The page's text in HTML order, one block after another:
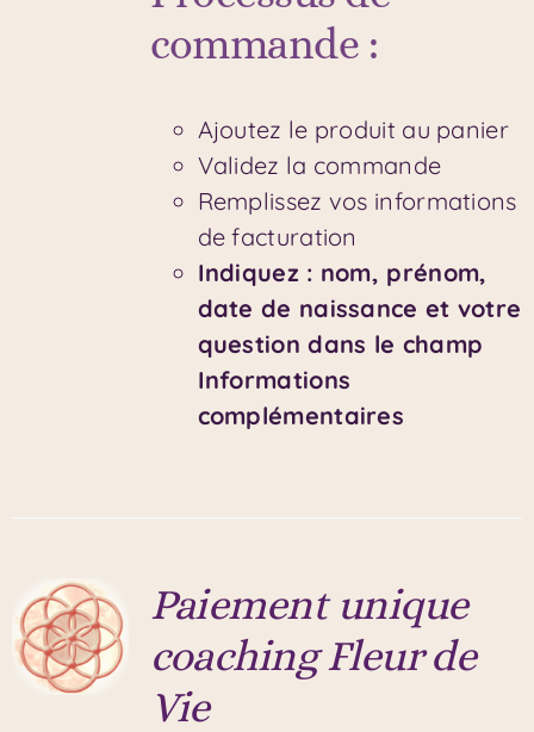
commande :
Ajoutez le produit au panier
Validez la commande
Remplissez vos informations
de facturation
Indiquez : nom, prénom,
date de naissance et votre
question dans le champ
Informations
complémentaires
Paiement unique
coaching Fleur de
Vie